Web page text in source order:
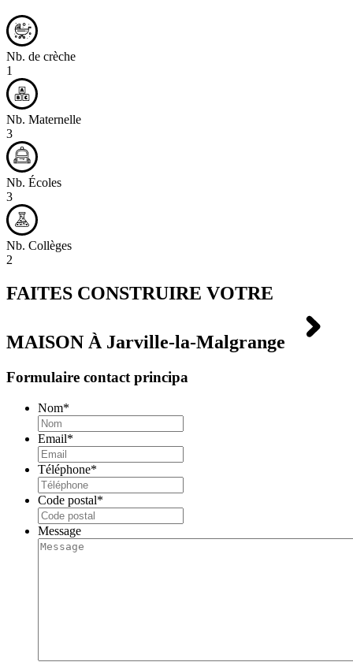
Nb. de crèche
1
Nb. Maternelle
3
Nb. Écoles
3
Nb. Collèges
2
FAITES CONSTRUIRE VOTRE
MAISON À Jarville-la-Malgrange
Formulaire contact principa
Nom*
Email*
Téléphone*
Code postal*
Message